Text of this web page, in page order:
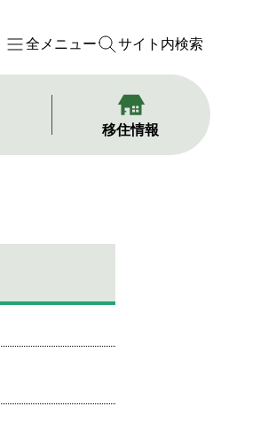
全メニュー サイト内検索
移住情報